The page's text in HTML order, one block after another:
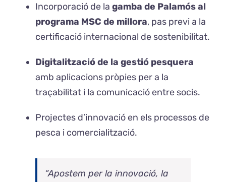
Incorporació de la gamba de Palamós al
programa MSC de millora, pas previ a la
certificació internacional de sostenibilitat.
Digitalització de la gestió pesquera
amb aplicacions pròpies per a la
traçabilitat i la comunicació entre socis.
Projectes d’innovació en els processos de
pesca i comercialització.
“Apostem per la innovació, la